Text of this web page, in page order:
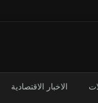
الاخبار الاقتصادية